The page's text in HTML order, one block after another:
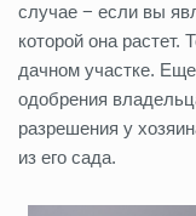
случае − если вы
которой она растет.
дачном участке.
одобрения
разрешения у
из его сада.